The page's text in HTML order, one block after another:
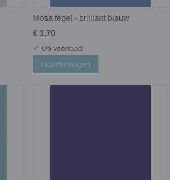
Mosa tegel - brilliant blauw
€ 1,70
✓ Op voorraad
In winkelwagen